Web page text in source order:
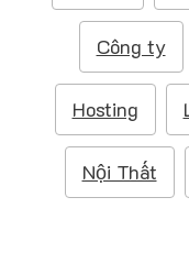
i
ế
m
Công ty
Hosting
Nội Thất